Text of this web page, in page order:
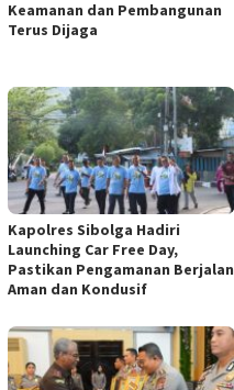
Keamanan dan Pembangunan
Terus Dijaga
Kapolres Sibolga Hadiri
Launching Car Free Day,
Pastikan Pengamanan Berjalan
Aman dan Kondusif